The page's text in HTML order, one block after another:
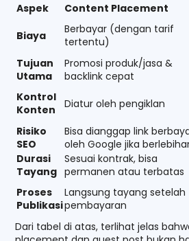
Aspek
Content Placement
Biaya
Berbayar (dengan tarif
tertentu)
Tujuan
Utama
Promosi produk/jasa &
backlink cepat
Kontrol
Konten
Diatur oleh pengiklan
Risiko
SEO
Bisa dianggap link
oleh Google jika
Durasi
Tayang
Sesuai kontrak, bisa
permanen atau terbatas
Proses
Publikasi
Langsung tayang setelah
pembayaran
Dari tabel di atas, terlihat jelas